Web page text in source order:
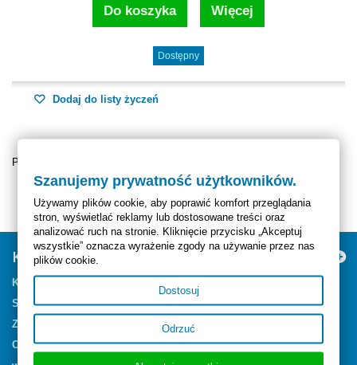
Do koszyka Więcej
Dostępny
Dodaj do listy życzeń
Pokazuje 1 - 4 z 4 elementów
Kategorie
Kapsułkowanie
Szampony
Zapachy
Czyszczenie Skór
Szanujemy prywatność użytkowników.
Używamy plików cookie, aby poprawić komfort przeglądania
stron, wyświetlać reklamy lub dostosowane treści oraz
analizować ruch na stronie. Kliknięcie przycisku „Akceptuj
wszystkie” oznacza wyrażenie zgody na używanie przez nas
plików cookie.
Dostosuj
Odrzuć